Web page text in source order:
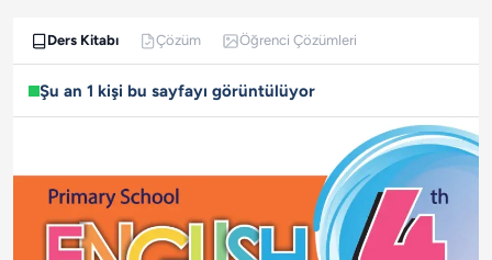
Ders Kitabı Çözüm Öğrenci Çözümleri
Şu an 1 kişi bu sayfayı görüntülüyor